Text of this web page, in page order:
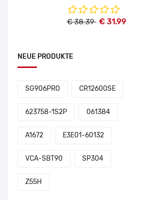
€ 38.39 € 31.99
NEUE PRODUKTE
SG906PRO CR12600SE
623758-1S2P 061384
A1672 E3E01-60132
VCA-SBT90 SP304
Z55H